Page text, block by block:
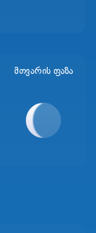
ᲛᲗᲕᲐᲠᲘᲡ ᲤᲐᲖᲐ